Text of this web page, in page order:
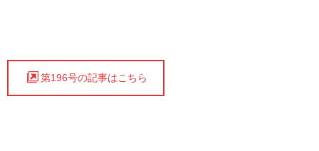
第196号の記事はこちら